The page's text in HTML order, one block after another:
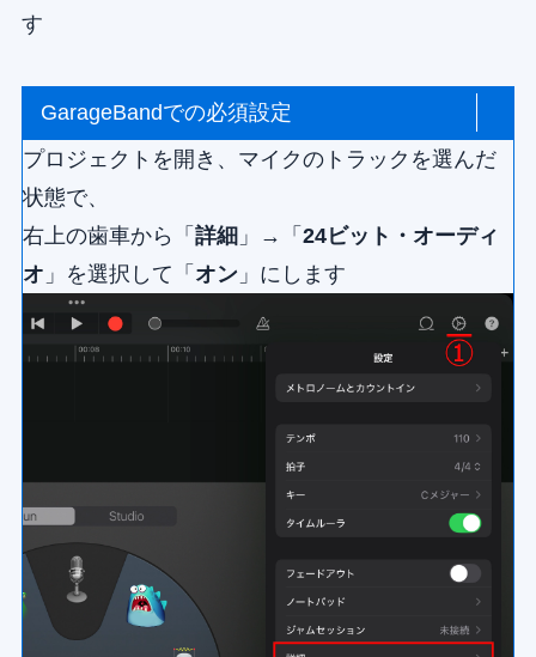
す
GarageBandでの必須設定
プロジェクトを開き、マイクのトラックを選んだ
状態で、
右上の歯車から「 詳細 」→「 24ビット・オーディ
オ 」を選択して「 オン」にします